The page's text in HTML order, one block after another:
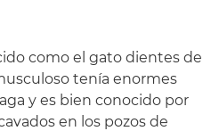
como el gato dientes de
tenía enormes
y es bien conocido por
en los pozos de